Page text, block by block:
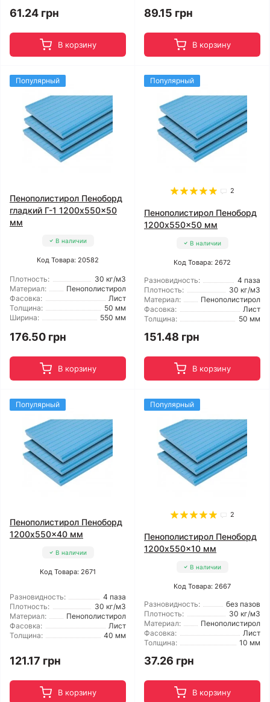
61.24 грн
В корзину
89.15 грн
В корзину
Популярный
Пенополистирол Пеноборд
гладкий Г-1 1200x550x50
мм
В наличии
Код Товара: 20582
Плотность:
30 кг/м3
Материал:
Пенополистирол
Фасовка:
Лист
Толщина:
50 мм
Ширина:
550 мм
176.50 грн
В корзину
Популярный
2
Пенополистирол Пеноборд
1200x550x50 мм
В наличии
Код Товара: 2672
Разновидность:
4 паза
Плотность:
30 кг/м3
Материал:
Пенополистирол
Фасовка:
Лист
Толщина:
50 мм
151.48 грн
В корзину
Популярный
Пенополистирол Пеноборд
1200x550x40 мм
В наличии
Код Товара: 2671
Разновидность:
4 паза
Плотность:
30 кг/м3
Материал:
Пенополистирол
Фасовка:
Лист
Толщина:
40 мм
121.17 грн
В корзину
Популярный
2
Пенополистирол Пеноборд
1200x550x10 мм
В наличии
Код Товара: 2667
Разновидность:
без пазов
Плотность:
30 кг/м3
Материал:
Пенополистирол
Фасовка:
Лист
Толщина:
10 мм
37.26 грн
В корзину